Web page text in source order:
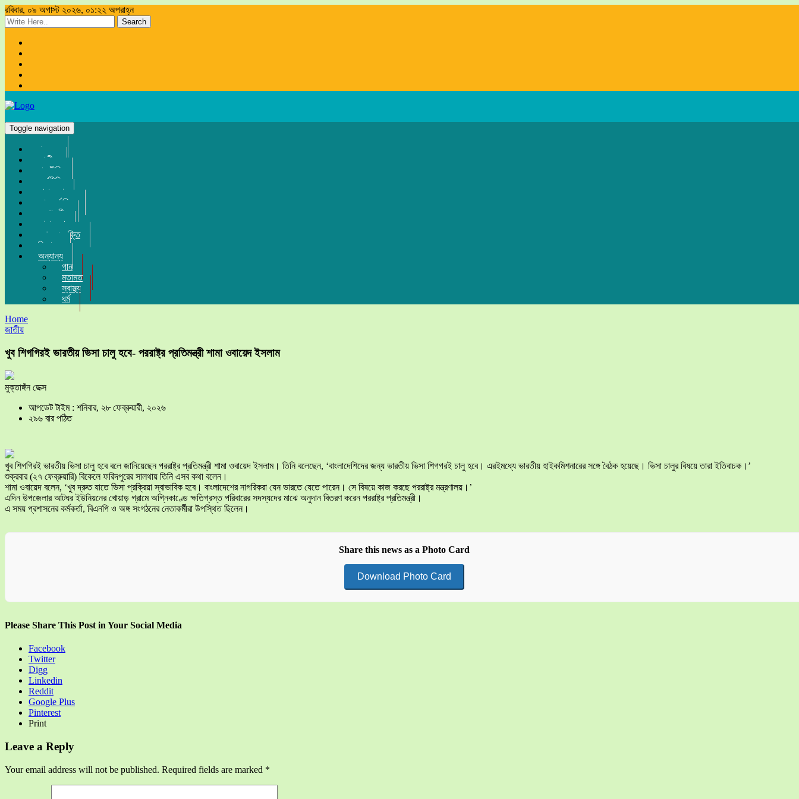
রবিবার, ০৯ অগাস্ট ২০২৬, ০১:২২ অপরাহ্ন
Search
Toggle navigation
প্রচ্ছদ
জাতীয়
রাজনীতি
অর্থনীতি
সারা দেশ
আন্তর্জাতিক
সম্পাদকীয়
খেলা-ধুলা
তথ্য-প্রযুক্তি
বিনোদন
অন্যান্য
গান
মতামত
স্বাস্থ্য
ধর্ম
Home
জাতীয়
খুব শিগগিরই ভারতীয় ভিসা চালু হবে- পররাষ্ট্র প্রতিমন্ত্রী শামা ওবায়েদ ইসলাম
মুক্তাঙ্গঁন ডেক্স
আপডেট টাইম : শনিবার, ২৮ ফেব্রুয়ারী, ২০২৬
২৯৬ বার পঠিত
খুব শিগগিরই ভারতীয় ভিসা চালু হবে বলে জানিয়েছেন পররাষ্ট্র প্রতিমন্ত্রী শামা ওবায়েদ ইসলাম। তিনি বলেছেন, ‘বাংলাদেশিদের জন্য ভারতীয় ভিসা শিগগরই চালু হবে। এরইমধ্যে ভারতীয় হাইকমিশনারের সঙ্গে বৈঠক হয়েছে। ভিসা চালুর বিষয়ে তারা ইতিবাচক।’
শুক্রবার (২৭ ফেব্রুয়ারি) বিকেলে ফরিদপুরের সালথায় তিনি এসব কথা বলেন।
শামা ওবায়েদ বলেন, ‘খুব দ্রুত যাতে ভিসা প্রক্রিয়া স্বাভাবিক হবে। বাংলাদেশের নাগরিকরা যেন ভারতে যেতে পারেন। সে বিষয়ে কাজ করছে পররাষ্ট্র মন্ত্রণালয়।’
এদিন উপজেলার আটঘর ইউনিয়নের খোয়াড় গ্রামে অগ্নিকাণ্ডে ক্ষতিগ্রস্ত পরিবারের সদস্যদের মাঝে অনুদান বিতরণ করেন পররাষ্ট্র প্রতিমন্ত্রী।
এ সময় প্রশাসনের কর্মকর্তা, বিএনপি ও অঙ্গ সংগঠনের নেতাকর্মীরা উপস্থিত ছিলেন।
Share this news as a Photo Card
Download Photo Card
Please Share This Post in Your Social Media
Facebook
Twitter
Digg
Linkedin
Reddit
Google Plus
Pinterest
Print
Leave a Reply
Your email address will not be published. Required fields are marked *